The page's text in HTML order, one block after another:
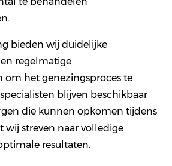
bieden wij duidelijke
regelmatige
om het genezingsproces te
blijven beschikbaar
die kunnen opkomen tijdens
wij streven naar volledige
resultaten.